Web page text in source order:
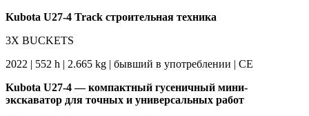
Kubota U27-4 Track строительная техника
3X BUCKETS
2022 | 552 h | 2.665 kg | бывший в употреблении | CE
Kubota U27-4 — компактный гусеничный мини-
экскаватор для точных и универсальных работ